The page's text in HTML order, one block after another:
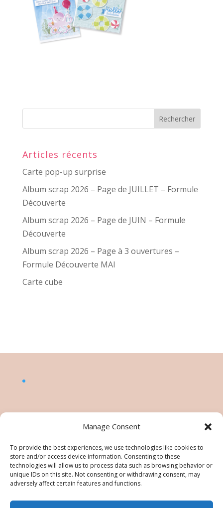
Manage Consent
To provide the best experiences, we use technologies like cookies to
store and/or access device information. Consenting to these
technologies will allow us to process data such as browsing behavior or
unique IDs on this site. Not consenting or withdrawing consent, may
adversely affect certain features and functions.
Articles récents
Carte pop-up surprise
Album scrap 2026 – Page de JUILLET – Formule
Découverte
Album scrap 2026 – Page de JUIN – Formule
Découverte
Album scrap 2026 – Page à 3 ouvertures –
Formule Découverte MAI
Carte cube